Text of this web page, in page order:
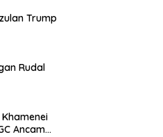
Trump
Rudal
Ancam